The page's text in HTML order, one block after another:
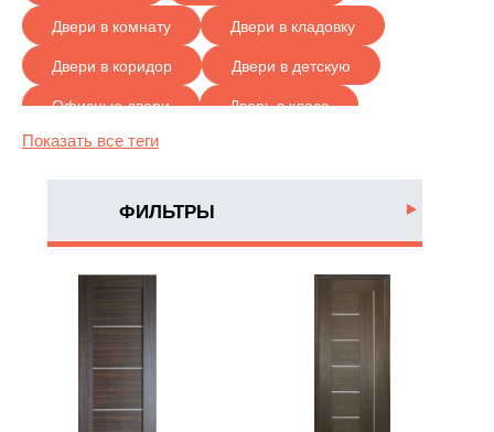
Двери в комнату
Двери в кладовку
Двери в коридор
Двери в детскую
Офисные двери
Дверь в класс
Дверь в террасу
Двери в деревянном доме
Цвет:
Темные двери
Бежевые двери
Показать все теги
ФИЛЬТРЫ